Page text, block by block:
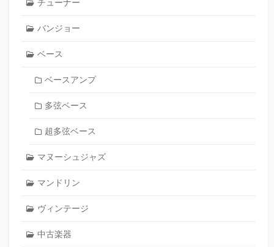
チューナー
バンジョー
ベース
ベースアンプ
多弦ベース
超多弦ベース
マヌーシュジャズ
マンドリン
ヴィンテージ
中古楽器